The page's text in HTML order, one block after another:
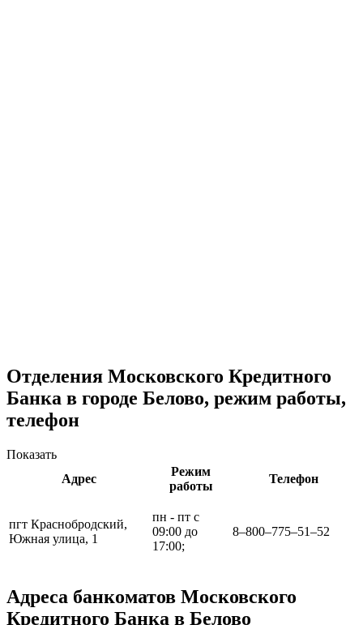
Отделения Московского Кредитного
Банка в городе Белово, режим работы,
телефон
Показать
Адрес
Режим
работы
Телефон
пгт Краснобродский,
Южная улица, 1
пн - пт с
09:00 до
17:00;
8‒800‒775‒51‒52
Адреса банкоматов Московского
Кредитного Банка в Белово